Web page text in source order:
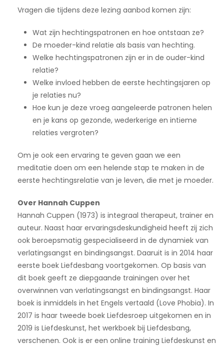
Vragen die tijdens deze lezing aanbod komen zijn:
Wat zijn hechtingspatronen en hoe ontstaan ze?
De moeder-kind relatie als basis van hechting.
Welke hechtingspatronen zijn er in de ouder-kind
relatie?
Welke invloed hebben de eerste hechtingsjaren op
je relaties nu?
Hoe kun je deze vroeg aangeleerde patronen helen
en je kans op gezonde, wederkerige en intieme
relaties vergroten?
Om je ook een ervaring te geven gaan we een
meditatie doen om een helende stap te maken in de
eerste hechtingsrelatie van je leven, die met je moeder.
Over Hannah Cuppen
Hannah Cuppen (1973) is integraal therapeut, trainer en
auteur. Naast haar ervaringsdeskundigheid heeft zij zich
ook beroepsmatig gespecialiseerd in de dynamiek van
verlatingsangst en bindingsangst. Daaruit is in 2014 haar
eerste boek Liefdesbang voortgekomen. Op basis van
dit boek geeft ze diepgaande trainingen over het
overwinnen van verlatingsangst en bindingsangst. Haar
boek is inmiddels in het Engels vertaald (Love Phobia). In
2017 is haar tweede boek Liefdesroep uitgekomen en in
2019 is Liefdeskunst, het werkboek bij Liefdesbang,
verschenen. Ook is er een online training Liefdeskunst en